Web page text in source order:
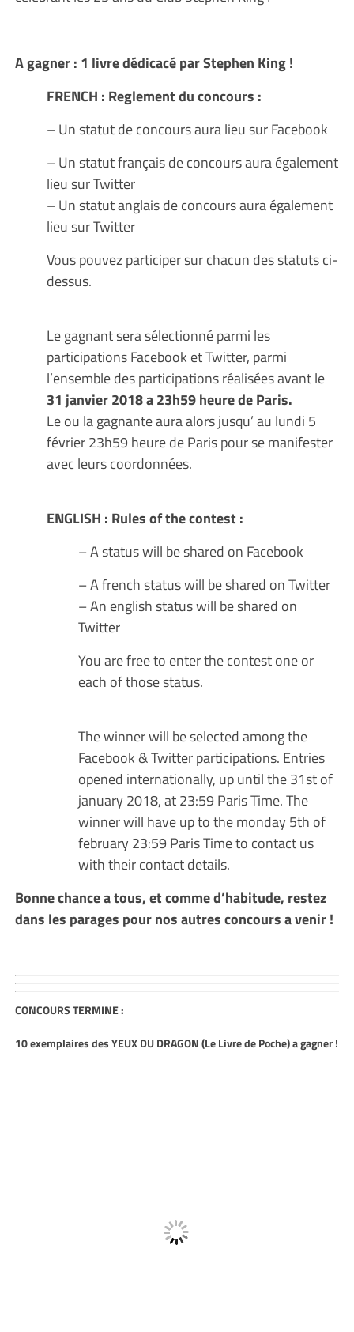
A gagner : 1 livre dédicacé par Stephen King !
FRENCH : Reglement du concours :
– Un statut de concours aura lieu sur Facebook
– Un statut français de concours aura également
lieu sur Twitter
– Un statut anglais de concours aura également
lieu sur Twitter
Vous pouvez participer sur chacun des statuts ci-
dessus.
Le gagnant sera sélectionné parmi les
participations Facebook et Twitter, parmi
l’ensemble des participations réalisées avant le
31 janvier 2018 a 23h59 heure de Paris.
Le ou la gagnante aura alors jusqu’ au lundi 5
février 23h59 heure de Paris pour se manifester
avec leurs coordonnées.
ENGLISH : Rules of the contest :
– A status will be shared on Facebook
– A french status will be shared on Twitter
– An english status will be shared on
Twitter
You are free to enter the contest one or
each of those status.
The winner will be selected among the
Facebook & Twitter participations. Entries
opened internationally, up until the 31st of
january 2018, at 23:59 Paris Time. The
winner will have up to the monday 5th of
february 23:59 Paris Time to contact us
with their contact details.
Bonne chance a tous, et comme d’habitude, restez
dans les parages pour nos autres concours a venir !
CONCOURS TERMINE :
10exemplaires des YEUX DU DRAGON (Le Livre de Poche) a gagner !